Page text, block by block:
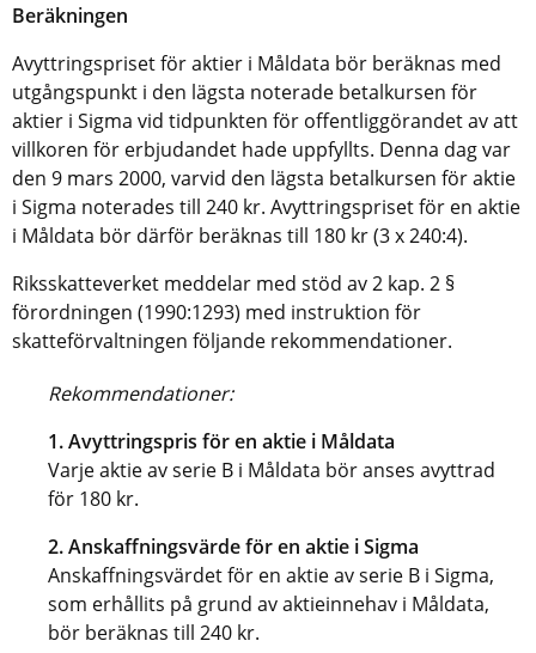
Beräkningen
Avyttringspriset för aktier i Måldata bör beräknas med
utgångspunkt i den lägsta noterade betalkursen för
aktier i Sigma vid tidpunkten för offentliggörandet av att
villkoren för erbjudandet hade uppfyllts. Denna dag var
den 9 mars 2000, varvid den lägsta betalkursen för aktie
i Sigma noterades till 240 kr. Avyttringspriset för en aktie
i Måldata bör därför beräknas till 180 kr (3 x 240:4).
Riksskatteverket meddelar med stöd av 2 kap. 2 §
förordningen (1990:1293) med instruktion för
skatteförvaltningen följande rekommendationer.
Rekommendationer:
1. Avyttringspris för en aktie i Måldata
Varje aktie av serie B i Måldata bör anses avyttrad
för 180 kr.
2. Anskaffningsvärde för en aktie i Sigma
Anskaffningsvärdet för en aktie av serie B i Sigma,
som erhållits på grund av aktieinnehav i Måldata,
bör beräknas till 240 kr.